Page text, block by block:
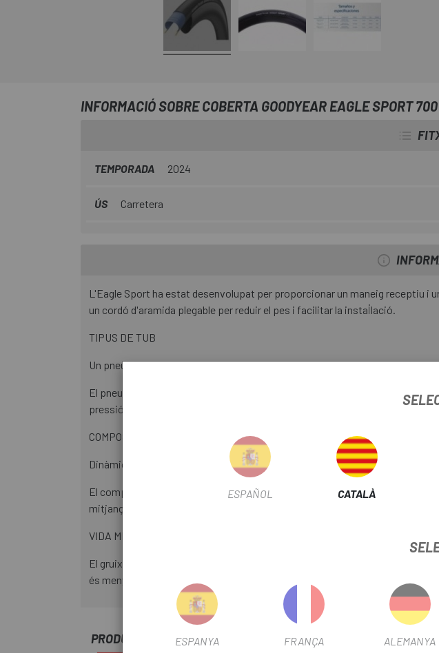
INFORMACIÓ SOBRE COBERTA GOODYEAR EAGLE SPORT 700
TEMPORADA 2024
ÚS Carretera
L'Eagle Sport ha estat desenvolupat per proporcionar un maneig receptiu
un cordó d'aramida plegable per reduir el pes i facilitar la instal·lació.
TIPUS DE TUB
Un pneumàtic de coberta que només funciona amb una cambra d'aire per
El pneumàtic de bicicleta històricament estàndard es basa en lús duna
pressió d'inflat i proporcionant pressió física sobre el taló del pneumàtic
COMPOST
Dinàmic: Pas
El compost Dynamic:Pace es va desenvolupar per millorar la resistència a
mitjançant l'ús de sílice i additius de reforç.
VIDA MÉS LLARGA
El gruix més gran de la tapa de la banda de rodament juntament amb el
és menys propensa a talls i danys per abrasió i proporciona una conducció
PRODUCTOS SIMILARES
ESPAÑOL CATALÀ
ESPANYA FRANÇA ALEMANYA